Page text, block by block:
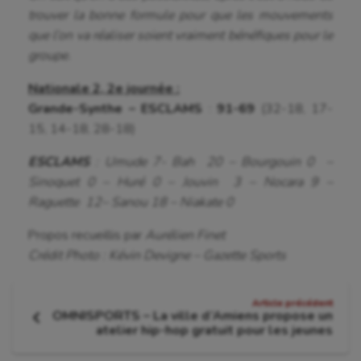
Tir
Tir à l'arc
Ultimate frisbee
Wakeboard
Water-polo
trouver la bonne formule pour que les mouvements
que l’on va réaliser soient vraiment bénéfiques pour le
groupe.
Nationale 2, 2e journée :
Grande-Synthe – ESCLAMS
91-69
15, 14-18, 28-18)
ESCLAMS : Umude 7- Bah 20 – Bourgouin 0 –
Sinoquet 0 – Huré 0 – Jouvin 3 – Nocara 9 –
Raguette 12– Sanou 18 – Niakate 0
Propos recueillis par
Aurélien Finet
Crédit Photo : Kévin Devigne – Gazette Sports
deArticle
Article précédent
OMNISPORTS – La ville d’Amiens propose un
atelier hip-hop gratuit pour les jeunes